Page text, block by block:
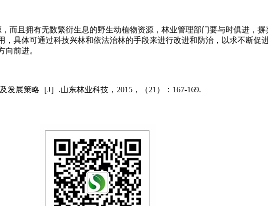
且拥有无数繁衍生息的野生动植物资源，林业管理部门要与时俱进，
具体可通过科技兴林和依法治林的手段来进行改进和防治，以求不断促
前进。
展策略［J］.山东林业科技，2015，（21）：167-169.